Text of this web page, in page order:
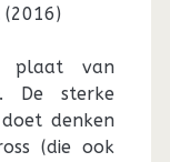
plaat van
. De sterke
denken
(die ook